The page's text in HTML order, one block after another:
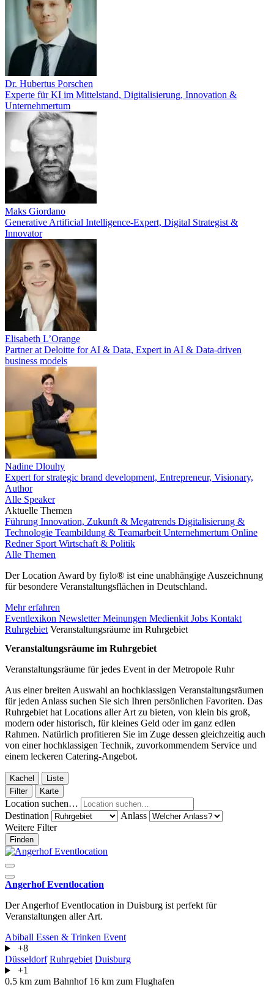
Dr. Hubertus Porschen
Experte für KI im Mittelstand, Digitalisierung, Innovation &
Unternehmertum
Maks Giordano
Generative Artificial Intelligence-Expert, Digital Strategist &
Innovator
Elisabeth L’Orange
Partner at Deloitte for AI & Data, Expert in AI & Data-driven
business models
Nadine Dlouhy
Expert for strategic brand development, Entrepreneur, Visionary,
Author
Alle Speaker
Aktuelle Themen
Führung Innovation, Zukunft & Megatrends Digitalisierung &
Technologie Teambildung & Teamarbeit Unternehmertum Online
Redner Sport Wirtschaft & Politik
Alle Themen
Der Location Award by fiylo® ist eine unabhängige Auszeichnung
für besondere Veranstaltungsflächen in Deutschland.
Mehr erfahren
Eventlexikon NewsletterMeinungen Medienkit Jobs Kontakt
Ruhrgebiet Veranstaltungsräume im Ruhrgebiet
Veranstaltungsräume im Ruhrgebiet
Veranstaltungsräume für jedes Event in der Metropole Ruhr
Aus einer breiten Auswahl an hochklassigen Veranstaltungsräumen
für jeden Anlass suchen Sie sich Ihren persönlichen Favoriten. Das
Ruhrgebiet hat Locations aller Art zu bieten, von klein bis groß,
modern oder historisch, für kleines Geld oder im ganz edlen
Rahmen. Natürlich profitieren Sie im Zuge dessen gleichzeitig auch
von einer hochklassigen Technik, zuvorkommendem Service und
einem leckeren Catering-Angebot.
Kachel
Liste
Filter
Karte
Location suchen…
Destination
Anlass
Weitere Filter
Finden
Angerhof Eventlocation
Der Angerhof Eventlocation in Duisburg ist perfekt für
Veranstaltungen aller Art.
Abiball Essen & Trinken Event
+8
Düsseldorf Ruhrgebiet Duisburg
+1
0.5 km zum Bahnhof 16 km zum Flughafen